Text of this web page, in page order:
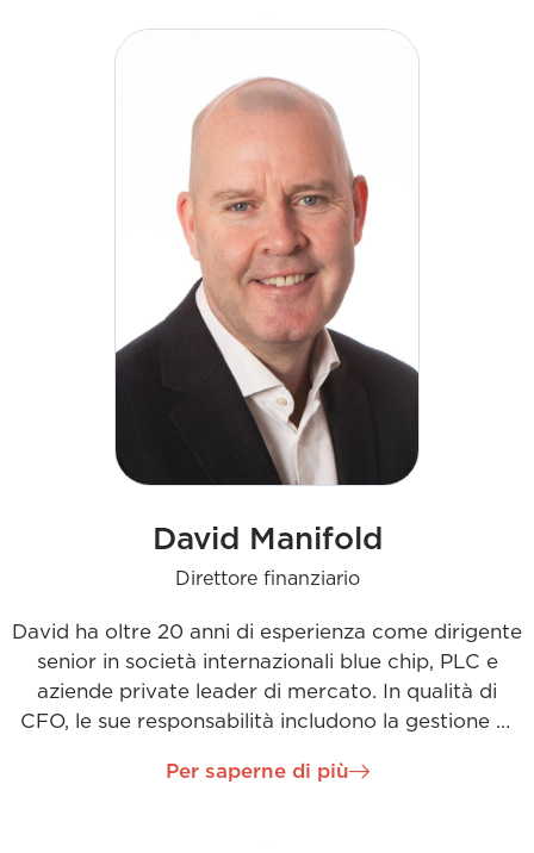
David Manifold
Direttore finanziario
David ha oltre 20 anni di esperienza come dirigente
senior in società internazionali blue chip, PLC e
aziende private leader di mercato. In qualità di
CFO, le sue responsabilità includono la gestione di
della nostra strategia di crescita. Ciò viene
Per saperne di più